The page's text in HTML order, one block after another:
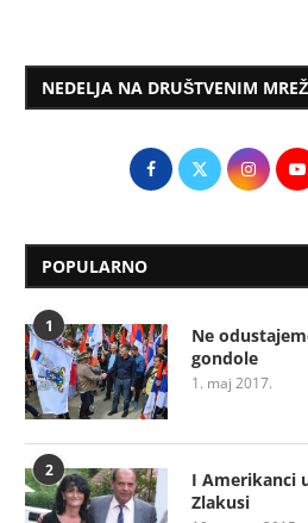
NEDELJA NA DRUŠTVENIM
POPULARNO
1
Ne
gondole
1. maj 2017.
2
I Amerikanci
Zlakusi